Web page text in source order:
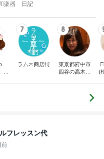
楽器 日記
7
ラムネ商店街
8
東京都府中市
四谷の高木久
(
フレッスン代
前